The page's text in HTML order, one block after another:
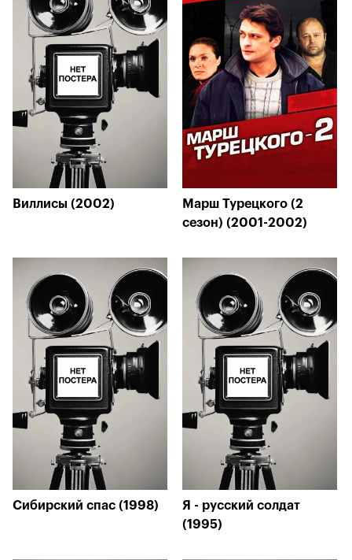
Виллисы (2002)
Марш Турецкого (2
сезон) (2001-2002)
Сибирский спас (1998)
Я - русский солдат
(1995)